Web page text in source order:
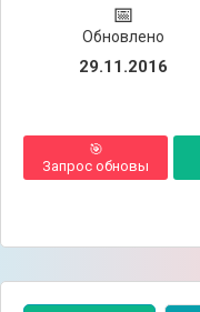
📅
Обновлено
29.11.2016
🎯
Запрос обновы